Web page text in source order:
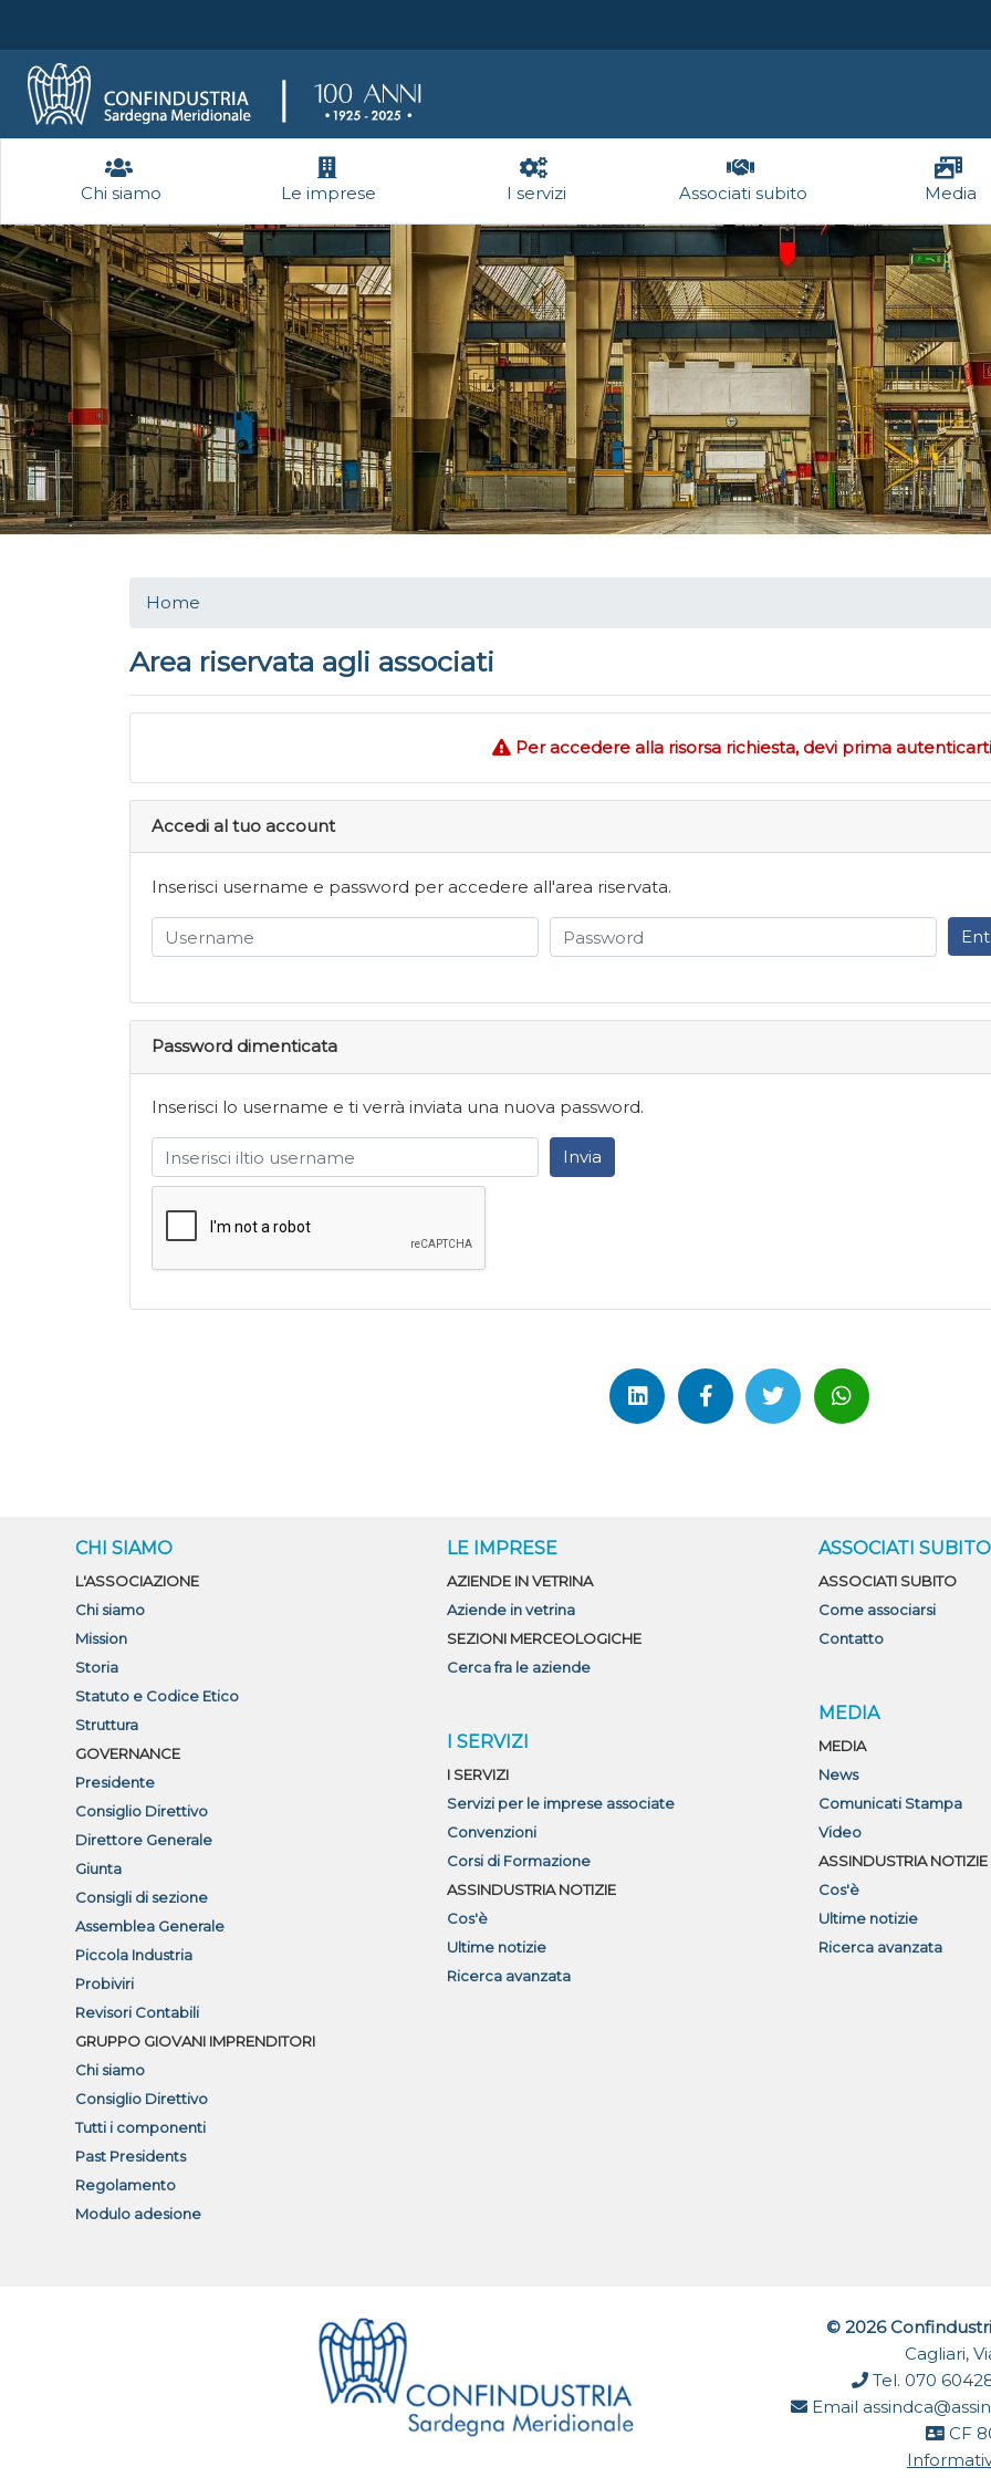
Chi siamo Le imprese I servizi Associati subito Media
Home
Area riservata agli associati
Per accedere alla risorsa richiesta, devi prima
Accedi al tuo account
Inserisci username e password per accedere all'area riservata.
Password dimenticata
Inserisci lo username e ti verrà inviata una nuova password.
Invia
CHI SIAMO
L'ASSOCIAZIONE
Chi siamo
Mission
Storia
Statuto e Codice Etico
Struttura
GOVERNANCE
Presidente
Consiglio Direttivo
Direttore Generale
Giunta
Consigli di sezione
Assemblea Generale
Piccola Industria
Probiviri
Revisori Contabili
GRUPPO GIOVANI IMPRENDITORI
Chi siamo
Consiglio Direttivo
Tutti i componenti
Past Presidents
Regolamento
Modulo adesione
LE IMPRESE
AZIENDE IN VETRINA
Aziende in vetrina
SEZIONI MERCEOLOGICHE
Cerca fra le aziende
I SERVIZI
I SERVIZI
Servizi per le imprese associate
Convenzioni
Corsi di Formazione
ASSINDUSTRIA NOTIZIE
Cos'è
Ultime notizie
Ricerca avanzata
ASSOCIATI SUBITO
ASSOCIATI SUBITO
Come associarsi
Contatto
MEDIA
MEDIA
News
Comunicati Stampa
Video
ASSINDUSTRIA NOTIZIE
Cos'è
Ultime notizie
Ricerca avanzata
© 2026
Cagliari,
Tel. 070
Email
CF